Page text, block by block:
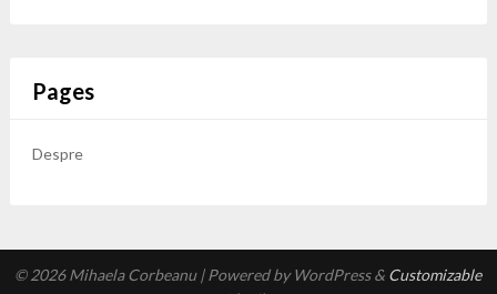
Pages
Despre
© 2026 Mihaela Corbeanu | Powered by WordPress & Customizable